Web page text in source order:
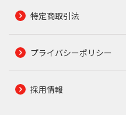
特定商取引法
プライバシーポリシー
採用情報